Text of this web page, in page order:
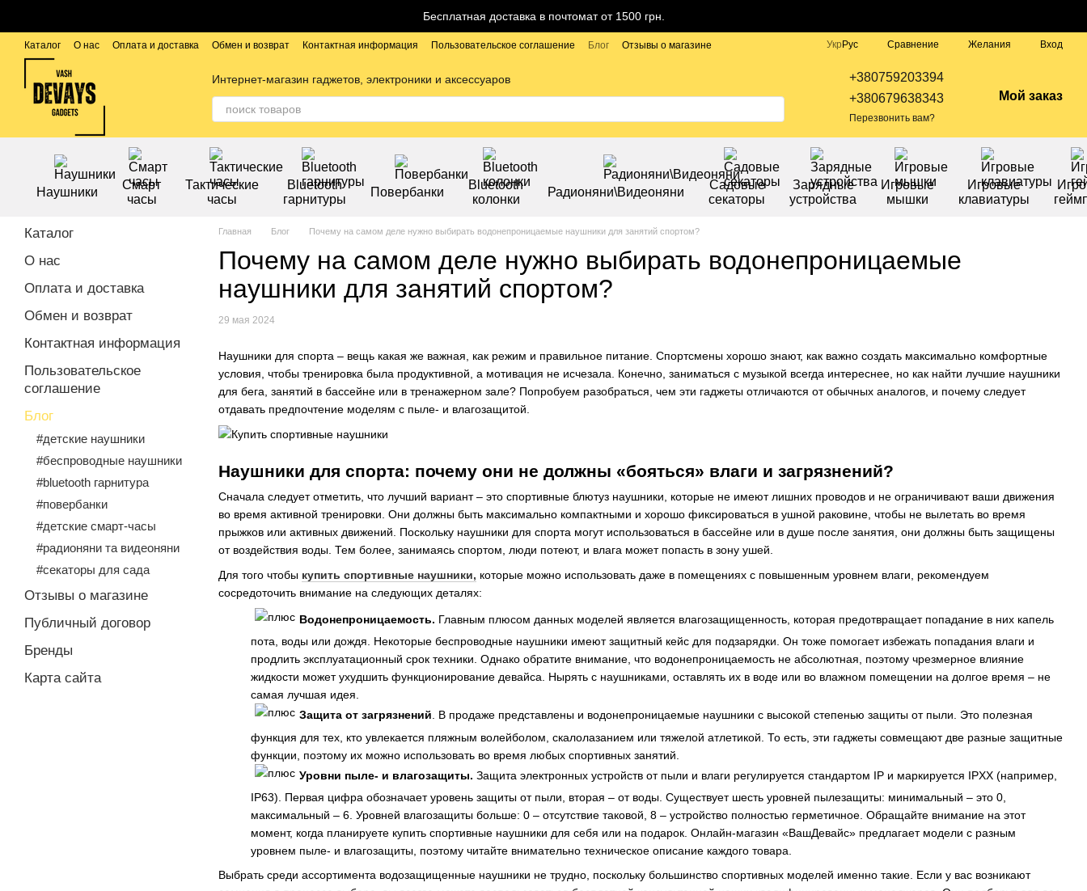
Бесплатная доставка в почтомат от 1500 грн.
Каталог О нас Оплата и доставка Обмен и возврат Контактная информация Пользовательское соглашение Блог
Отзывы о магазине
Публичный договор
Укр Рус Сравнение Желания Вход
Интернет-магазин гаджетов, электроники и аксессуаров
+380759203394
+380679638343
Перезвонить вам?
Мой заказ
Наушники
Смарт
часы
Тактические
часы
Bluetooth
гарнитуры
Повербанки
Bluetooth
колонки
Радионяни\Видеоняни
Садовые
секаторы
Зарядные
устройства
Игровые
мышки
Игровые
клавиатуры
Главная Блог Почему на самом деле нужно выбирать водонепроницаемые наушники для занятий спортом?
Почему на самом деле нужно выбирать водонепроницаемые
наушники для занятий спортом?
29 мая 2024
Наушники для спорта – вещь какая же важная, как режим и правильное питание. Спортсмены хорошо знают, как важно создать максимально комфортные
условия, чтобы тренировка была продуктивной, а мотивация не исчезала. Конечно, заниматься с музыкой всегда интереснее, но как найти лучшие наушники
для бега, занятий в бассейне или в тренажерном зале? Попробуем разобраться, чем эти гаджеты отличаются от обычных аналогов, и почему следует
отдавать предпочтение моделям с пыле- и влагозащитой.
Наушники для спорта: почему они не должны «бояться» влаги и загрязнений?
Сначала следует отметить, что лучший вариант – это спортивные блютуз наушники, которые не имеют лишних проводов и не ограничивают ваши движения
во время активной тренировки. Они должны быть максимально компактными и хорошо фиксироваться в ушной раковине, чтобы не вылетать во время
прыжков или активных движений. Поскольку наушники для спорта могут использоваться в бассейне или в душе после занятия, они должны быть защищены
от воздействия воды. Тем более, занимаясь спортом, люди потеют, и влага может попасть в зону ушей.
Для того чтобы купить спортивные наушники, которые можно использовать даже в помещениях с повышенным уровнем влаги, рекомендуем
сосредоточить внимание на следующих деталях:
Водонепроницаемость. Главным плюсом данных моделей является влагозащищенность, которая предотвращает попадание в них капель
пота, воды или дождя. Некоторые беспроводные наушники имеют защитный кейс для подзарядки. Он тоже помогает избежать попадания влаги и
продлить эксплуатационный срок техники. Однако обратите внимание, что водонепроницаемость не абсолютная, поэтому чрезмерное влияние
жидкости может ухудшить функционирование девайса. Нырять с наушниками, оставлять их в воде или во влажном помещении на долгое время – не
самая лучшая идея.
Защита от загрязнений . В продаже представлены и водонепроницаемые наушники с высокой степенью защиты от пыли. Это полезная
функция для тех, кто увлекается пляжным волейболом, скалолазанием или тяжелой атлетикой. То есть, эти гаджеты совмещают две разные защитные
функции, поэтому их можно использовать во время любых спортивных занятий.
Уровни пыле- и влагозащиты. Защита электронных устройств от пыли и влаги регулируется стандартом IP и маркируется IPXX (например,
IP63). Первая цифра обозначает уровень защиты от пыли, вторая – от воды. Существует шесть уровней пылезащиты: минимальный – это 0,
максимальный – 6. Уровней влагозащиты больше: 0 – отсутствие таковой, 8 – устройство полностью герметичное. Обращайте внимание на этот
момент, когда планируете купить спортивные наушники для себя или на подарок. Онлайн-магазин «ВашДевайс» предлагает модели с разным
уровнем пыле- и влагозащиты, поэтому читайте внимательно техническое описание каждого товара.
Выбрать среди ассортимента водозащищенные наушники не трудно, поскольку большинство спортивных моделей именно такие. Если у вас возникают
Каталог
О нас
Оплата и доставка
Обмен и возврат
Контактная информация
Пользовательское
соглашение
Блог
#детские наушники
#беспроводные наушники
#bluetooth гарнитура
#повербанки
#детские смарт-часы
#радионяни та видеоняни
#секаторы для сада
Отзывы о магазине
Публичный договор
Бренды
Карта сайта